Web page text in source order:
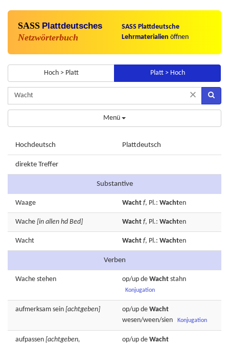
SASS Plattdeutsches
Netzwörterbuch
SASS Plattdeutsche
Lehrmaterialien öffnen
Hoch > Platt Platt > Hoch
×
Menü
Hochdeutsch Plattdeutsch
direkte Treffer
Substantive
Waage Wacht f, Pl.: Wachten
Wache [in allen hd Bed] Wacht f, Pl.: Wachten
Wacht Wacht f, Pl.: Wachten
Verben
Wache stehen op/up de Wacht stahn
Konjugation
aufmerksam sein [achtgeben] op/up de Wacht
wesen/ween/sien
Konjugation
aufpassen [achtgeben,
op/up de Wacht